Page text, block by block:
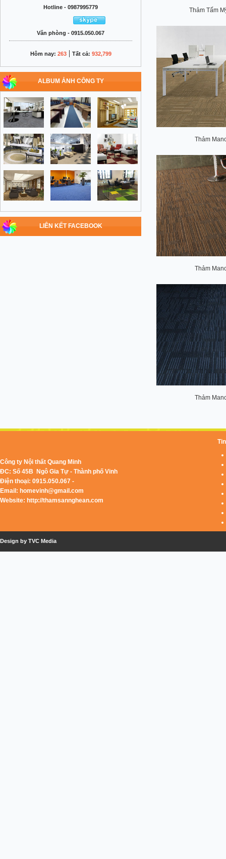
Hotline - 0987995779
Văn phòng - 0915.050.067
Hôm nay: 263| Tất cả: 932,799
ALBUM ẢNH CÔNG TY
LIÊN KẾT FACEBOOK
Thảm Tấm
Thảm
Thảm
Thảm
Công ty Nội thất Quang Minh
ĐC: Số 45B Ngô Gia Tự - Thành phố Vinh
Điện thoại: 0915.050.067 -
Email: homevinh@gmail.com
Website: http://thamsannghean.com
Design by TVC Media